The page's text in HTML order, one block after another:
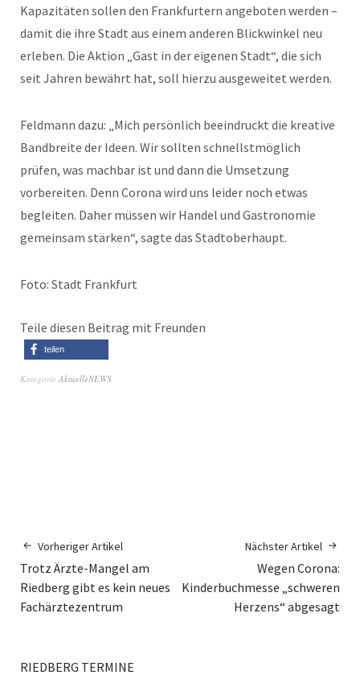
Kapazitäten sollen den Frankfurtern angeboten werden –
damit die ihre Stadt aus einem anderen Blickwinkel neu
erleben. Die Aktion „Gast in der eigenen Stadt“, die sich
seit Jahren bewährt hat, soll hierzu ausgeweitet werden.
Feldmann dazu: „Mich persönlich beeindruckt die kreative
Bandbreite der Ideen. Wir sollten schnellstmöglich
prüfen, was machbar ist und dann die Umsetzung
vorbereiten. Denn Corona wird uns leider noch etwas
begleiten. Daher müssen wir Handel und Gastronomie
gemeinsam stärken“, sagte das Stadtoberhaupt.
Foto: Stadt Frankfurt
Teile diesen Beitrag mit Freunden
teilen
Kategorie AktuelleNEWS
Vorheriger Artikel
Trotz Ärzte-Mangel am
Riedberg gibt es kein neues
Fachärztezentrum
Nächster Artikel
Wegen Corona:
Kinderbuchmesse „schweren
Herzens“ abgesagt
RIEDBERG TERMINE